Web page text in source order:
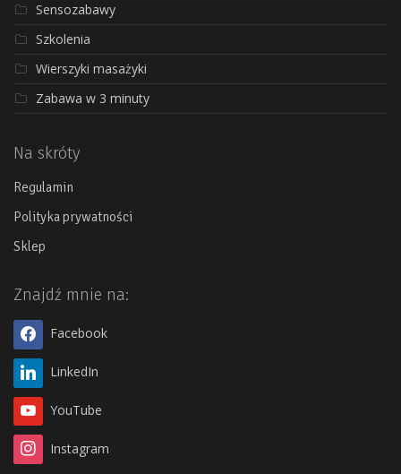
Sensozabawy
Szkolenia
Wierszyki masażyki
Zabawa w 3 minuty
Na skróty
Regulamin
Polityka prywatności
Sklep
Znajdź mnie na:
Facebook
LinkedIn
YouTube
Instagram